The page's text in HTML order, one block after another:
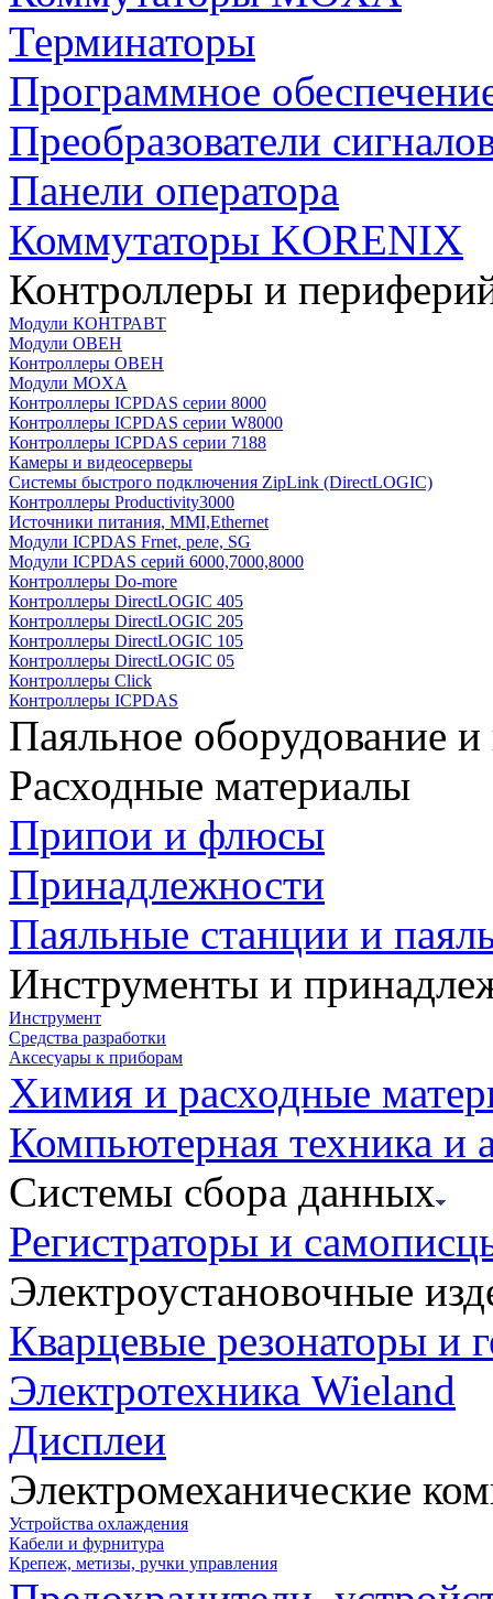
Терминаторы
Программное
Преобразователи
Панели оператора
Коммутаторы KORENIX
Контроллеры и
Модули КОНТРАВТ
Модули ОВЕН
Контроллеры ОВЕН
Модули MOXA
Контроллеры ICPDAS серии 8000
Контроллеры ICPDAS серии W8000
Контроллеры ICPDAS серии 7188
Камеры и видеосерверы
Системы быстрого подключения ZipLink (DirectLOGIC)
Контроллеры Productivity3000
Источники питания, MMI,Ethernet
Модули ICPDAS Frnet, реле, SG
Модули ICPDAS серий 6000,7000,8000
Контроллеры Do-more
Контроллеры DirectLOGIC 405
Контроллеры DirectLOGIC 205
Контроллеры DirectLOGIC 105
Контроллеры DirectLOGIC 05
Контроллеры Click
Контроллеры ICPDAS
Паяльное оборудование
Расходные материалы
Припои и флюсы
Принадлежности
Паяльные станции и
Инструменты и
Инструмент
Средства разработки
Аксесуары к приборам
Химия и расходные
Компьютерная техника и
Системы сбора данных
Регистраторы и
Электроустановочные
Кварцевые резонаторы и
Электротехника Wieland
Дисплеи
Электромеханические
Устройства охлаждения
Кабели и фурнитура
Крепеж, метизы, ручки управления